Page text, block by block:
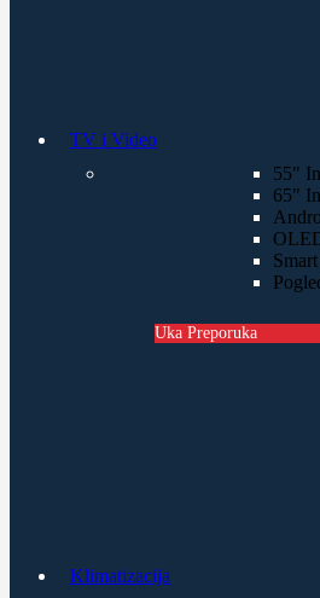
TV i Video
55"
65"
Uka Preporuka
Klimatizacija